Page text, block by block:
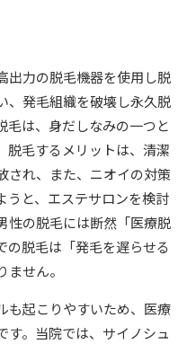
～18:00
談
予約
出力の脱毛機器を使用し脱
、発毛組織を破壊し永久脱
毛は、身だしなみの一つと
脱毛するメリットは、清潔
され、また、ニオイの対策
うと、エステサロンを検討
性の脱毛には断然「医療脱
の脱毛は「発毛を遅らせる
せん。
も起こりやすいため、医療
す。当院では、サイノシュ